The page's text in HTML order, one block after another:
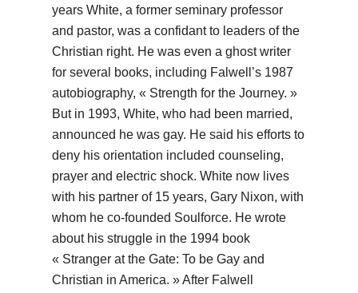
years White, a former seminary professor
and pastor, was a confidant to leaders of the
Christian right. He was even a ghost writer
for several books, including Falwell’s 1987
autobiography, « Strength for the Journey. »
But in 1993, White, who had been married,
announced he was gay. He said his efforts to
deny his orientation included counseling,
prayer and electric shock. White now lives
with his partner of 15 years, Gary Nixon, with
whom he co-founded Soulforce. He wrote
about his struggle in the 1994 book
« Stranger at the Gate: To be Gay and
Christian in America. » After Falwell